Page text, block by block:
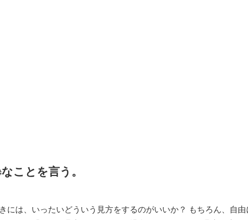
ことを言う。
には、いったいどういう見方をするのがいいか？ もちろん、自